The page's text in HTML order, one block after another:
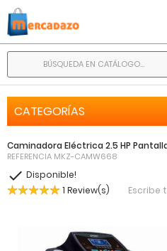
CATEGORÍAS
Caminadora Eléctrica 2.5 HP Pantalla
REFERENCIA MKZ-CAMW668
 Disponible!
1 Review(s)
Escribe